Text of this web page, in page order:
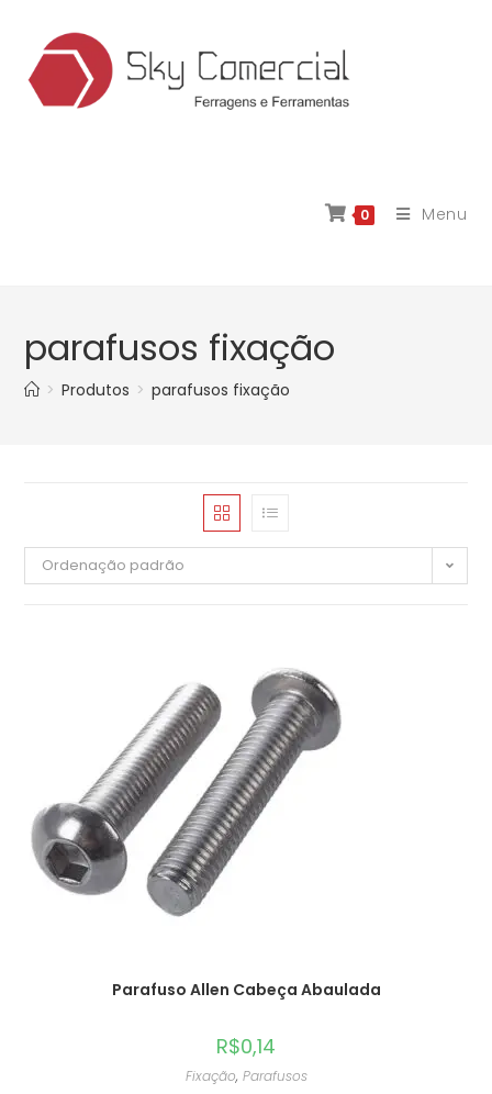
0 Menu
parafusos fixação
> Produtos > parafusos fixação
Ordenação padrão
Parafuso Allen Cabeça Abaulada
R$0,14
Fixação, Parafusos